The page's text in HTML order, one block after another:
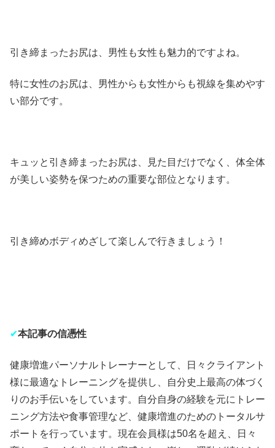
引き締まったお尻は、男性も女性も魅力的ですよね。
特に女性のお尻は、男性からも女性からも視線を集めやす
い部分です。
キュッと引き締まったお尻は、見た目だけでなく、体全体
が美しい姿勢を保つための重要な部位となります。
引き締めボディめざして楽しんで行きましょう！
✔︎本記事の信憑性
健康増進パーソナルトレーナーとして、日々クライアント
様に最適なトレーニングを提供し、自分史上最高の体づく
りのお手伝いをしています。自分自身の経験を元にトレー
ニング方法や食事管理など、健康増進のためのトータルサ
ポートを行っています。現在会員様は50名を超え、日々